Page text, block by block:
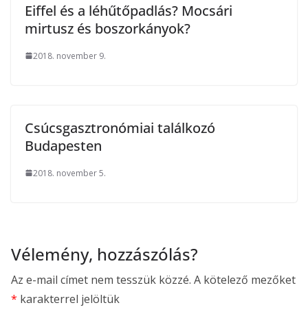
Eiffel és a léhűtőpadlás? Mocsári
mirtusz és boszorkányok?
2018. november 9.
Csúcsgasztronómiai találkozó
Budapesten
2018. november 5.
Vélemény, hozzászólás?
Az e-mail címet nem tesszük közzé. A kötelező mezőket
* karakterrel jelöltük